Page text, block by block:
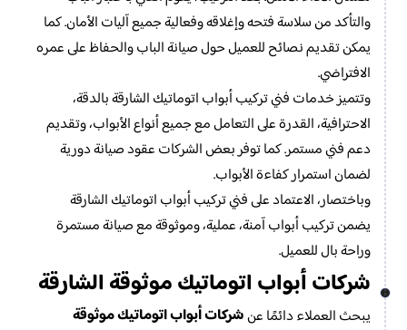
والتأكد من سلاسة فتحه وإغلاقه وفعالية جميع آليات الأمان. كما
يمكن تقديم نصائح للعميل حول صيانة الباب والحفاظ على عمره
الافتراضي.
وتتميز خدمات فني تركيب أبواب اتوماتيك الشارقة بالدقة،
الاحترافية، القدرة على التعامل مع جميع أنواع الأبواب، وتقديم
دعم فني مستمر. كما توفر بعض الشركات عقود صيانة دورية
لضمان استمرار كفاءة الأبواب.
وباختصار، الاعتماد على فني تركيب أبواب اتوماتيك الشارقة
يضمن تركيب أبواب آمنة، عملية، وموثوقة مع صيانة مستمرة
وراحة بال للعميل.
شركات أبواب اتوماتيك موثوقة الشارقة
يبحث العملاء دائمًا عنشركات أبواب اتوماتيك موثوقة